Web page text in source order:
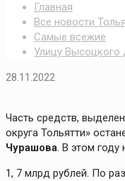
Главная
Все новости
Самые всежие
Улицу
28.11.2022
Часть средств,
округа Тольятти»
Чурашова. В этом
1, 7 млрд рублей. По